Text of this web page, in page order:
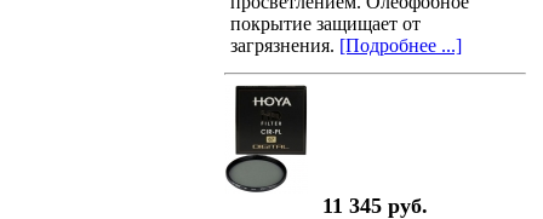
покрытие защищает от
загрязнения. [Подробнее ...]
11 345 руб.